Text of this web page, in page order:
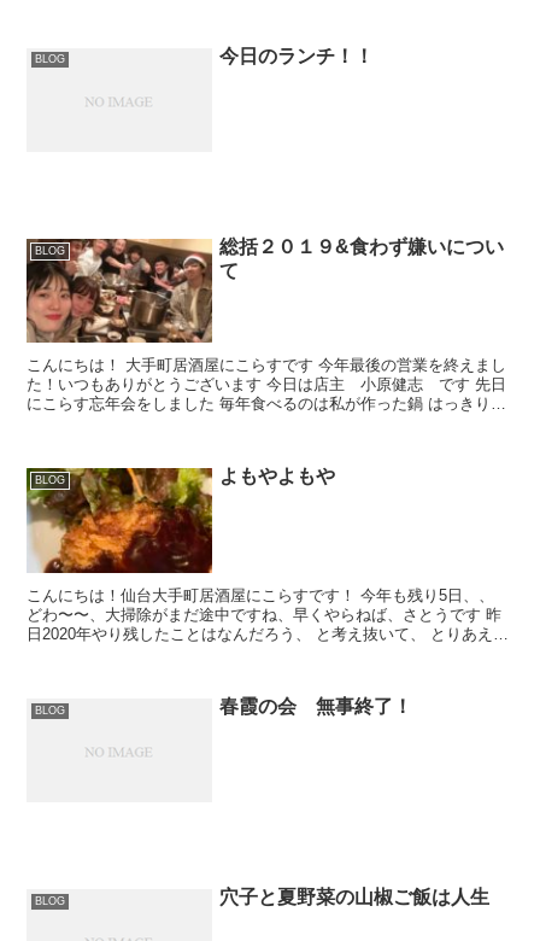
BLOG 今日のランチ！！
BLOG
総括２０１９&食わず嫌いについ
て
こんにちは！ 大手町居酒屋にこらすです 今年最後の営業を終えまし
た！いつもありがとうございます 今日は店主 小原健志 です 先日
にこらす忘年会をしました 毎年食べるのは私が作った鍋 はっきり言
BLOG よもやよもや
こんにちは！仙台大手町居酒屋にこらすです！ 今年も残り5日、、
どわ〜〜、大掃除がまだ途中ですね、早くやらねば、さとうです 昨
日2020年やり残したことはなんだろう、 と考え抜いて、 とりあえず
BLOG 春霞の会 無事終了！
BLOG 穴子と夏野菜の山椒ご飯は人生